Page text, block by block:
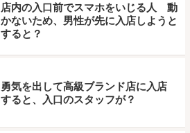
店内の入口前でスマホをいじる人 動
かないため、男性が先に入店しようと
すると？
勇気を出して高級ブランド店に入店
すると、入口のスタッフが？